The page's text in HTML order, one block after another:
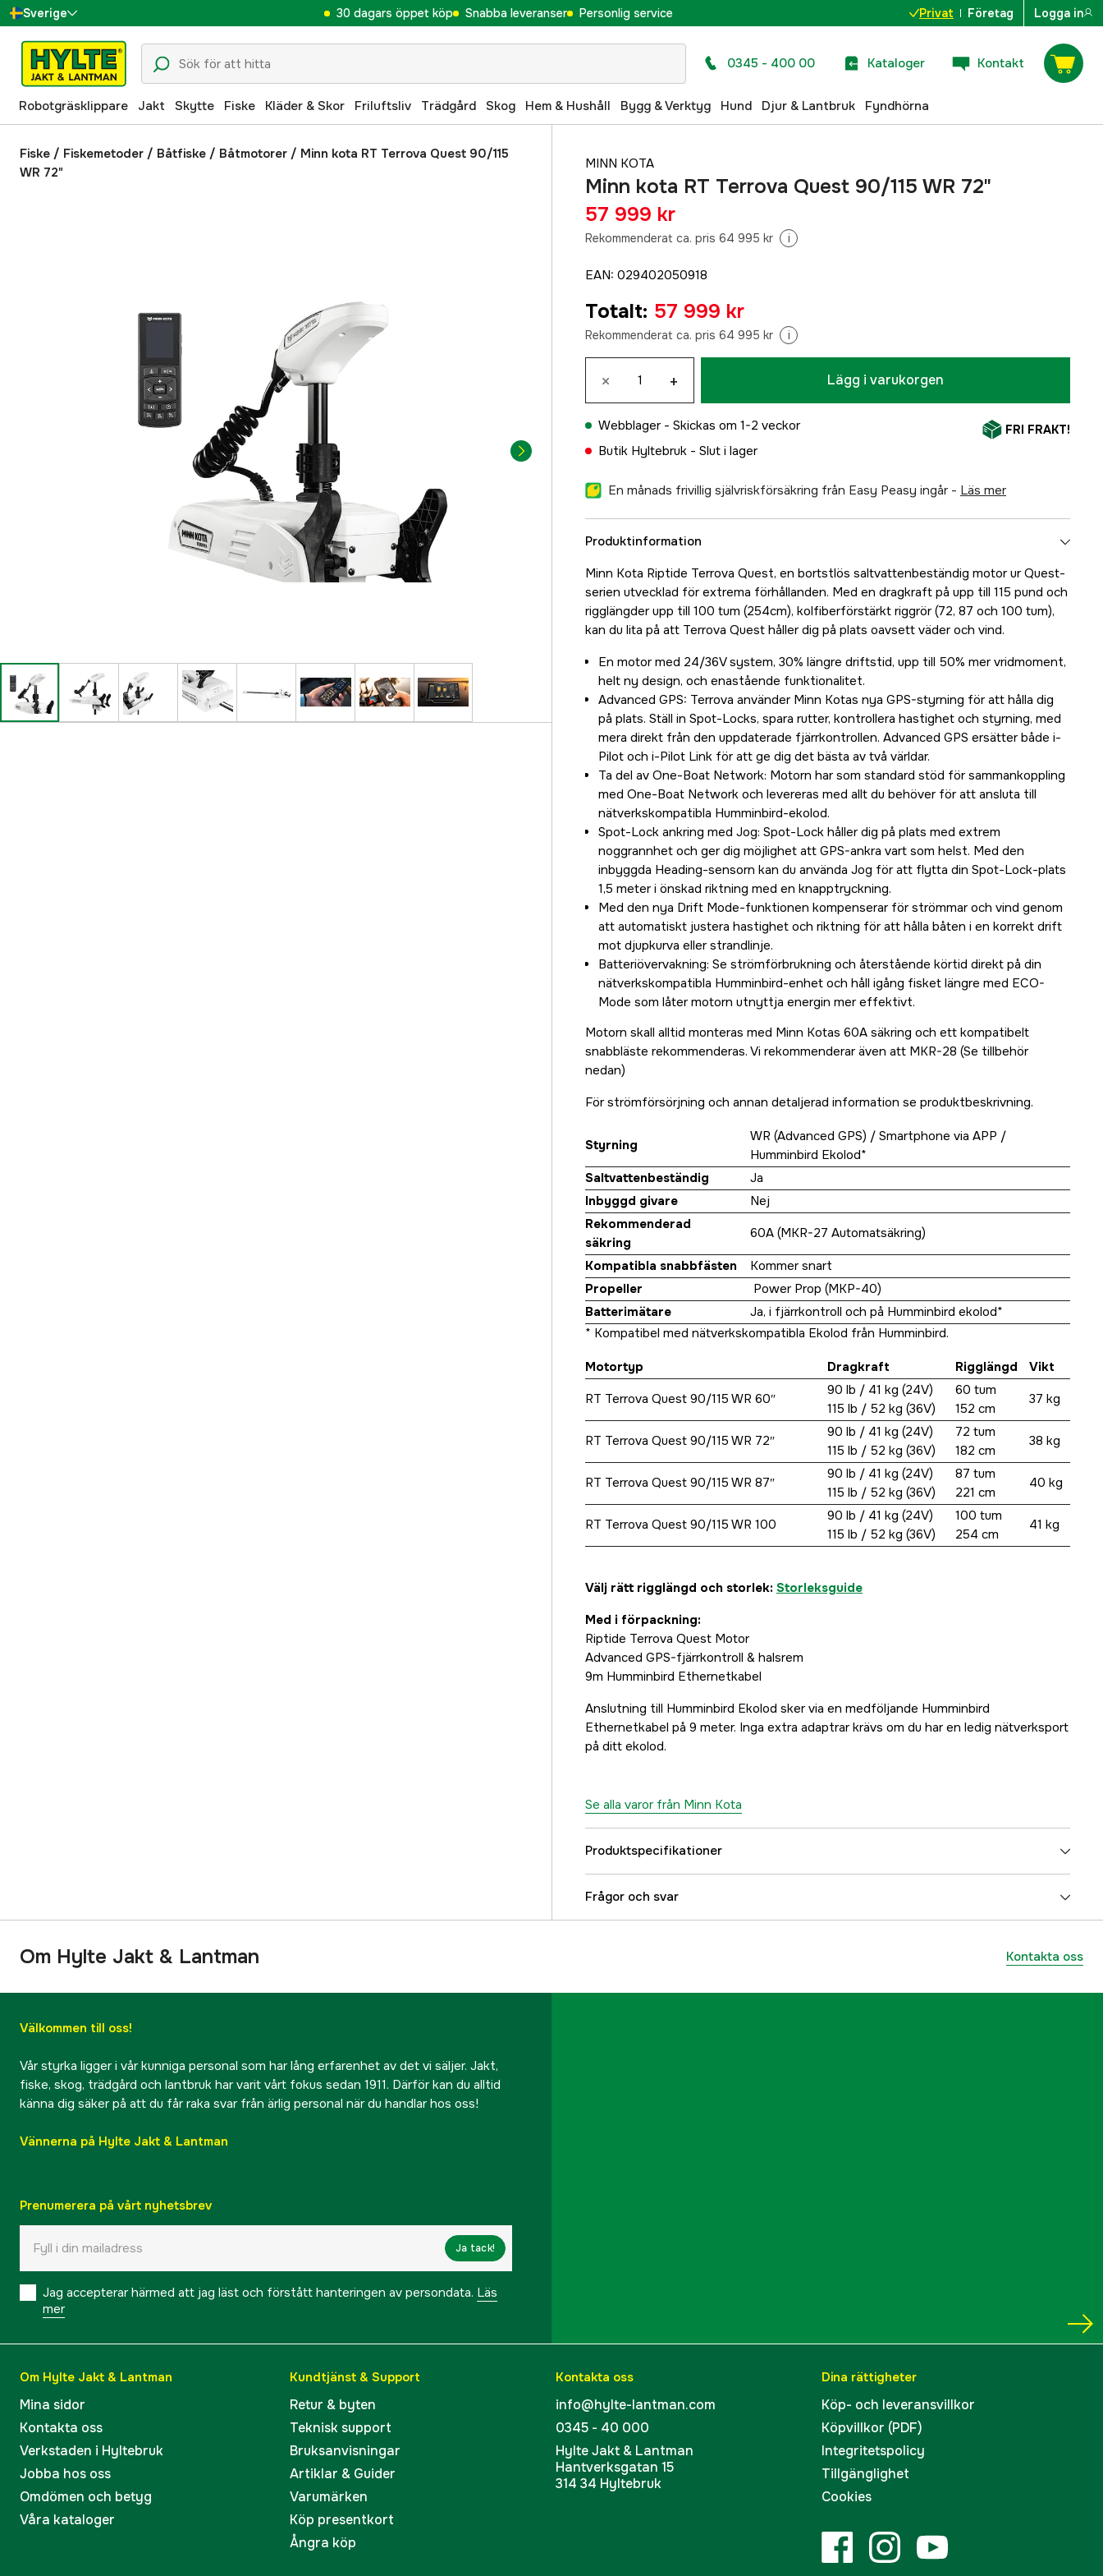
Sverige
Danmark
Suomi
Norge
Deutschland
30 dagars öppet köp Snabba leveranser Personlig service Privat Företag Logga in
0345 - 400 00 Kataloger Kontakt
Robotgräsklippare Jakt Skytte Fiske Kläder & Skor Friluftsliv Trädgård Skog Hem & Hushåll Bygg & Verktyg Hund Djur & Lantbruk Fyndhörna
Fiske / Fiskemetoder / Båtfiske / Båtmotorer / Minn kota RT Terrova Quest 90/115
WR 72"
MINN KOTA
Minn kota RT Terrova Quest 90/115 WR 72"
57 999 kr
Rekommenderat ca. pris 64 995 kr i
EAN: 029402050918
Totalt: 57 999 kr
Rekommenderat ca. pris 64 995 kr i
× + Lägg i varukorgen
Webblager - Skickas om 1-2 veckor
Butik Hyltebruk - Slut i lager
FRI FRAKT!
En månads frivillig självriskförsäkring från Easy Peasy ingår - läs mer
Produktinformation
Minn Kota Riptide Terrova Quest, en bortstlös saltvattenbeständig motor ur Quest-
serien utvecklad för extrema förhållanden. Med en dragkraft på upp till 115 pund och
rigglängder upp till 100 tum (254cm), kolfiberförstärkt riggrör (72, 87 och 100 tum),
kan du lita på att Terrova Quest håller dig på plats oavsett väder och vind.
En motor med 24/36V system, 30% längre driftstid, upp till 50% mer vridmoment,
helt ny design, och enastående funktionalitet.
Advanced GPS: Terrova använder Minn Kotas nya GPS-styrning för att hålla dig
på plats. Ställ in Spot-Locks, spara rutter, kontrollera hastighet och styrning, med
mera direkt från den uppdaterade fjärrkontrollen. Advanced GPS ersätter både i-
Pilot och i-Pilot Link för att ge dig det bästa av två världar.
Ta del av One-Boat Network: Motorn har som standard stöd för sammankoppling
med One-Boat Network och levereras med allt du behöver för att ansluta till
nätverkskompatibla Humminbird-ekolod.
Spot-Lock ankring med Jog: Spot-Lock håller dig på plats med extrem
noggrannhet och ger dig möjlighet att GPS-ankra vart som helst. Med den
inbyggda Heading-sensorn kan du använda Jog för att flytta din Spot-Lock-plats
1,5 meter i önskad riktning med en knapptryckning.
Med den nya Drift Mode-funktionen kompenserar för strömmar och vind genom
att automatiskt justera hastighet och riktning för att hålla båten i en korrekt drift
mot djupkurva eller strandlinje.
Batteriövervakning: Se strömförbrukning och återstående körtid direkt på din
nätverkskompatibla Humminbird-enhet och håll igång fisket längre med ECO-
Mode som låter motorn utnyttja energin mer effektivt.
Motorn skall alltid monteras med Minn Kotas 60A säkring och ett kompatibelt
snabbläste rekommenderas. Vi rekommenderar även att MKR-28 (Se tillbehör
nedan)
För strömförsörjning och annan detaljerad information se produktbeskrivning.
Styrning
WR (Advanced GPS) / Smartphone via APP /
Humminbird Ekolod*
Saltvattenbeständig
Ja
Inbyggd givare
Nej
Rekommenderad
säkring
60A (MKR-27 Automatsäkring)
Kompatibla snabbfästen
Kommer snart
Propeller
Power Prop (MKP-40)
Batterimätare
Ja, i fjärrkontroll och på Humminbird ekolod*
* Kompatibel med nätverkskompatibla Ekolod från Humminbird.
Motortyp Dragkraft Rigglängd
Vikt
RT Terrova Quest 90/115 WR 60″
90 lb / 41 kg (24V)
115 lb / 52 kg (36V)
60 tum
152 cm
37 kg
RT Terrova Quest 90/115 WR 72″
90 lb / 41 kg (24V)
115 lb / 52 kg (36V)
72 tum
182 cm
38 kg
RT Terrova Quest 90/115 WR 87″
90 lb / 41 kg (24V)
115 lb / 52 kg (36V)
87 tum
221 cm
40 kg
RT Terrova Quest 90/115 WR 100
90 lb / 41 kg (24V)
115 lb / 52 kg (36V)
100 tum
254 cm
41 kg
Välj rätt rigglängd och storlek: Storleksguide
Med i förpackning:
Riptide Terrova Quest Motor
Advanced GPS-fjärrkontroll & halsrem
9m Humminbird Ethernetkabel
Anslutning till Humminbird Ekolod sker via en medföljande Humminbird
Ethernetkabel på 9 meter. Inga extra adaptrar krävs om du har en ledig nätverksport
på ditt ekolod.
Se alla varor från Minn Kota
Produktspecifikationer
Referensnummer
Frågor och svar
Om Hylte Jakt & Lantman Kontakta oss
Välkommen till oss!
Vår styrka ligger i vår kunniga personal som har lång erfarenhet av det vi säljer. Jakt,
fiske, skog, trädgård och lantbruk har varit vårt fokus sedan 1911. Därför kan du alltid
känna dig säker på att du får raka svar från ärlig personal när du handlar hos oss!
Vännerna på Hylte Jakt & Lantman
Prenumerera på vårt nyhetsbrev
Ja tack!
Jag accepterar härmed att jag läst och förstått hanteringen av persondata. Läs
mer
Om Hylte Jakt & Lantman
Mina sidor
Kontakta oss
Verkstaden i Hyltebruk
Jobba hos oss
Omdömen och betyg
Våra kataloger
Kundtjänst & Support
Retur & byten
Teknisk support
Bruksanvisningar
Artiklar & Guider
Varumärken
Köp presentkort
Ångra köp
Kontakta oss
info@hylte-lantman.com
0345 - 40 000
Hylte Jakt & Lantman
Hantverksgatan 15
314 34 Hyltebruk
Dina rättigheter
Köp- och leveransvillkor
Köpvillkor (PDF)
Integritetspolicy
Tillgänglighet
Cookies